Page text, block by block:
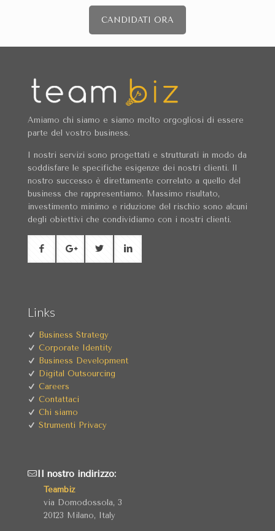
CANDIDATI ORA
Amiamo chi siamo e siamo molto orgogliosi di essere
parte del vostro business.
I nostri servizi sono progettati e strutturati in modo da
soddisfare le specifiche esigenze dei nostri clienti. Il
nostro successo è direttamente correlato a quello del
business che rappresentiamo. Massimo risultato,
investimento minimo e riduzione del rischio sono alcuni
degli obiettivi che condividiamo con i nostri clienti.
Links
Business Strategy
Corporate Identity
Business Development
Digital Outsourcing
Careers
Contattaci
Chi siamo
Strumenti Privacy
Il nostro indirizzo:
Teambiz
via Domodossola, 3
20123 Milano, Italy